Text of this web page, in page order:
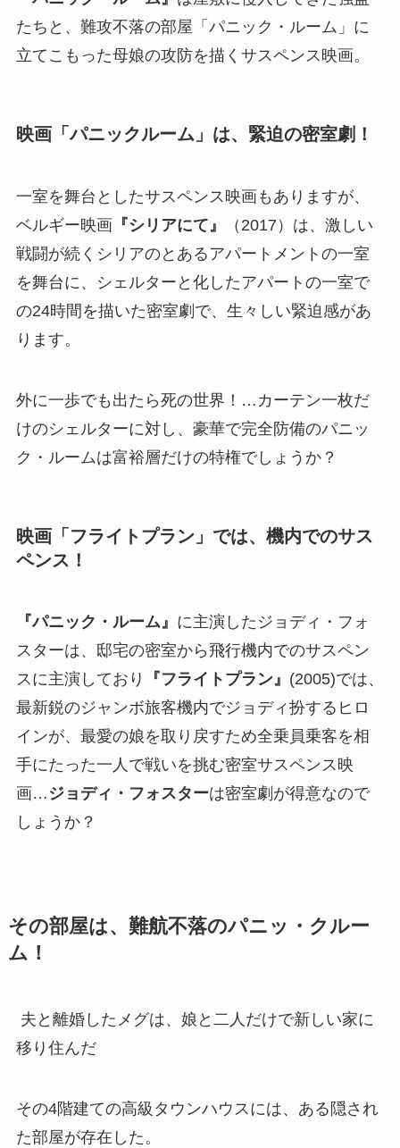
たちと、難攻不落の部屋「パニック・ルーム」に
立てこもった母娘の攻防を描くサスペンス映画。
映画「パニックルーム」は、緊迫の密室劇！
一室を舞台としたサスペンス映画もありますが、
ベルギー映画『シリアにて』
（2017）は、激しい
戦闘が続くシリアのとあるアパートメントの一室
を舞台に、シェルターと化したアパートの一室で
の24時間を描いた密室劇で、生々しい緊迫感があ
ります。
外に一歩でも出たら死の世界！…カーテン一枚だ
けのシェルターに対し、豪華で完全防備のパニッ
ク・ルームは富裕層だけの特権でしょうか？
映画「フライトプラン」では、機内でのサス
ペンス！
『パニック・ルーム』 に主演したジョディ・フォ
スターは、邸宅の密室から飛行機内でのサスペン
スに主演しており
『フライトプラン』 (2005)では、
最新鋭のジャンボ旅客機内でジョディ扮するヒロ
インが、最愛の娘を取り戻すため全乗員乗客を相
手にたった一人で戦いを挑む密室サスペンス映
画… ジョディ・ フォスターは密室劇が得意なので
しょうか？
その部屋は、難航不落のパニッ・クルー
ム！
夫と離婚したメグは、娘と二人だけで新しい家に
移り住んだ
その4階建ての高級タウンハウスには、ある隠され
た部屋が存在した。